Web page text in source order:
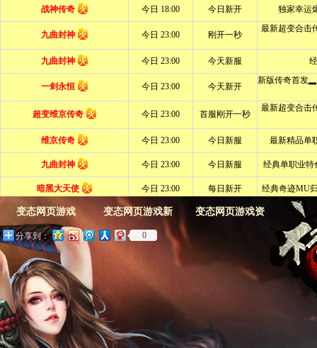
变态网页游戏 变态网页游戏新
闻
变态网页游戏资
分享到： 0